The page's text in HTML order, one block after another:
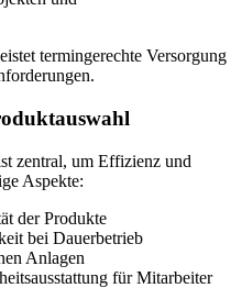
termingerechte Versorgung
zentral, um Effizienz und
Aspekte:
der Produkte
bei Dauerbetrieb
Anlagen
für Mitarbeiter